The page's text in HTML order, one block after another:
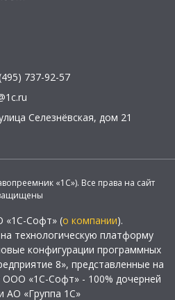
737-92-57
Селезнёвская, дом 21
«1С»). Все права на сайт
«1С-Софт» (о компании).
технологическую платформу
конфигурации программных
8», представленные на
ООО «1С-Софт» - 100% дочерней
АО «Группа 1С»